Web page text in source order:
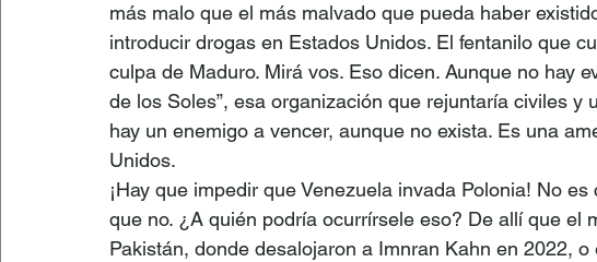
más malo que el más malvado que pueda haber
introducir drogas en Estados Unidos. El fentanilo que
culpa de Maduro. Mirá vos. Eso dicen. Aunque no hay
de los Soles”, esa organización que rejuntaría civiles y
hay un enemigo a vencer, aunque no exista. Es una
Unidos.
¡Hay que impedir que Venezuela invada Polonia! No
que no. ¿A quién podría ocurrírsele eso? De allí que el
Pakistán, donde desalojaron a Imnran Kahn en 2022,